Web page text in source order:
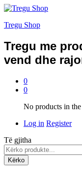
Tregu Shop
Tregu me
vend dhe
0
0
No products in the
Log in Register
Të gjitha
Kërko